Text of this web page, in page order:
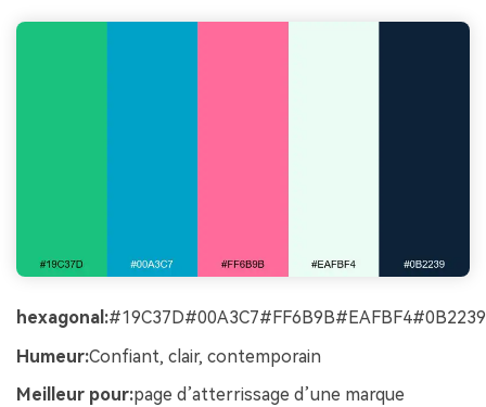
hexagonal:#19C37D#00A3C7#FF6B9B#EAFBF4#0B2239
Humeur:Confiant, clair, contemporain
Meilleur pour:page d’atterrissage d’une marque